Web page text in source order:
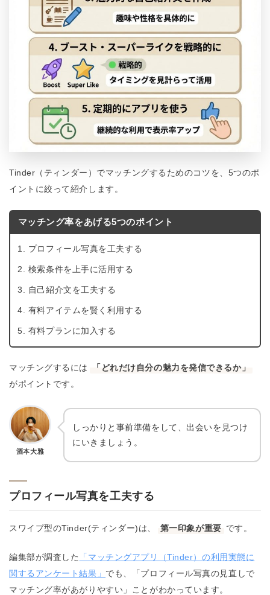
Tinder（ティンダー）でマッチングするためのコツを、5つのポ
イントに絞って紹介します。
マッチング率をあげる5つのポイント
プロフィール写真を工夫する
検索条件を上手に活用する
自己紹介文を工夫する
有料アイテムを賢く利用する
有料プランに加入する
マッチングするには
「どれだけ自分の魅力を発信できるか」
がポイントです。
酒本大雅
しっかりと事前準備をして、出会いを見つけ
にいきましょう。
プロフィール写真を工夫する
スワイプ型のTinder(ティンダー)は、 第一印象が重要 です。
編集部が調査した
「マッチングアプリ（Tinder）の利用実態に
関するアンケート結果」 でも、「プロフィール写真の見直しで
マッチング率があがりやすい」ことがわかっています。